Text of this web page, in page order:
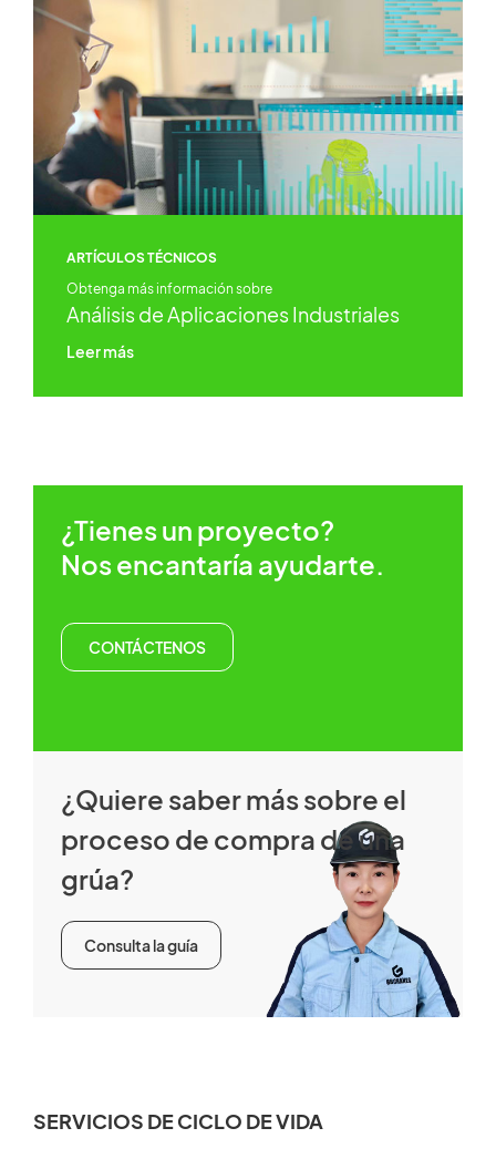
ARTÍCULOS TÉCNICOS
Obtenga más información sobre
Análisis de Aplicaciones Industriales
Leer más
¿Tienes un proyecto?
Nos encantaría ayudarte.
CONTÁCTENOS
¿Quiere saber más sobre el
proceso de compra de una
grúa?
Consulta la guía
SERVICIOS DE CICLO DE VIDA